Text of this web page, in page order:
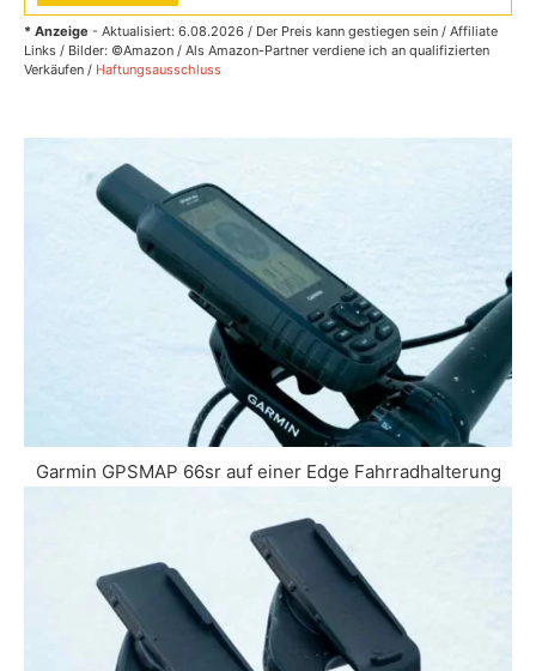
* Anzeige - Aktualisiert: 6.08.2026 / Der Preis kann gestiegen sein / Affiliate
Links / Bilder: ©Amazon / Als Amazon-Partner verdiene ich an qualifizierten
Verkäufen / Haftungsausschluss
Garmin GPSMAP 66sr auf einer Edge Fahrradhalterung